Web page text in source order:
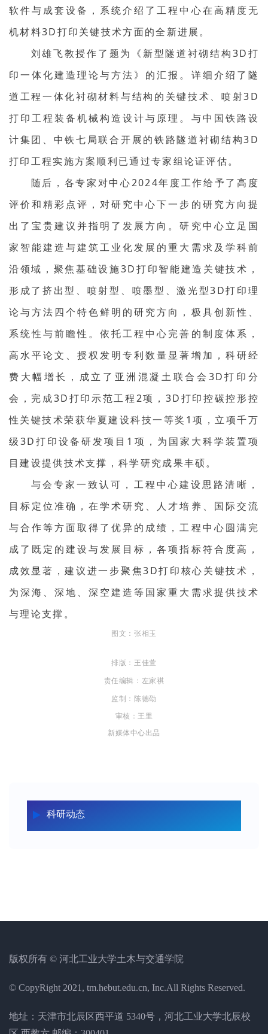
科研动态
软件与成套设备，系统介绍了工程中心在高精度无
机材料3D打印关键技术方面的全新进展。
刘雄飞教授作了题为《新型隧道衬砌结构3D打
印一体化建造理论与方法》的汇报。详细介绍了隧
道工程一体化衬砌材料与结构的关键技术、喷射3D
打印工程装备机械构造设计与原理。与中国铁路设
计集团、中铁七局联合开展的铁路隧道衬砌结构3D
打印工程实施方案顺利已通过专家组论证评估。
随后，各专家对中心2024年度工作给予了高度
评价和精彩点评，对研究中心下一步的研究方向提
出了宝贵建议并指明了发展方向。研究中心立足国
家智能建造与建筑工业化发展的重大需求及学科前
沿领域，聚焦基础设施3D打印智能建造关键技术，
形成了挤出型、喷射型、喷墨型、激光型3D打印理
论与方法四个特色鲜明的研究方向，极具创新性、
系统性与前瞻性。依托工程中心完善的制度体系，
高水平论文、授权发明专利数量显著增加，科研经
费大幅增长，成立了亚洲混凝土联合会3D打印分
会，完成3D打印示范工程2项，3D打印控碳控形控
性关键技术荣获华夏建设科技一等奖1项，立项千万
级3D打印设备研发项目1项，为国家大科学装置项
目建设提供技术支撑，科学研究成果丰硕。
与会专家一致认可，工程中心建设思路清晰，
目标定位准确，在学术研究、人才培养、国际交流
与合作等方面取得了优异的成绩，工程中心圆满完
成了既定的建设与发展目标，各项指标符合度高，
成效显著，建议进一步聚焦3D打印核心关键技术，
为深海、深地、深空建造等国家重大需求提供技术
与理论支撑。
图文：张相玉
排版：王佳萱
责任编辑：左家祺
监制：陈德劭
审核：王里
新媒体中心出品
版权所有 © 河北工业大学土木与交通学院
© CopyRight 2021, tm.hebut.edu.cn, Inc.All Rights Reserved.
地址：天津市北辰区西平道 5340号，河北工业大学北辰校